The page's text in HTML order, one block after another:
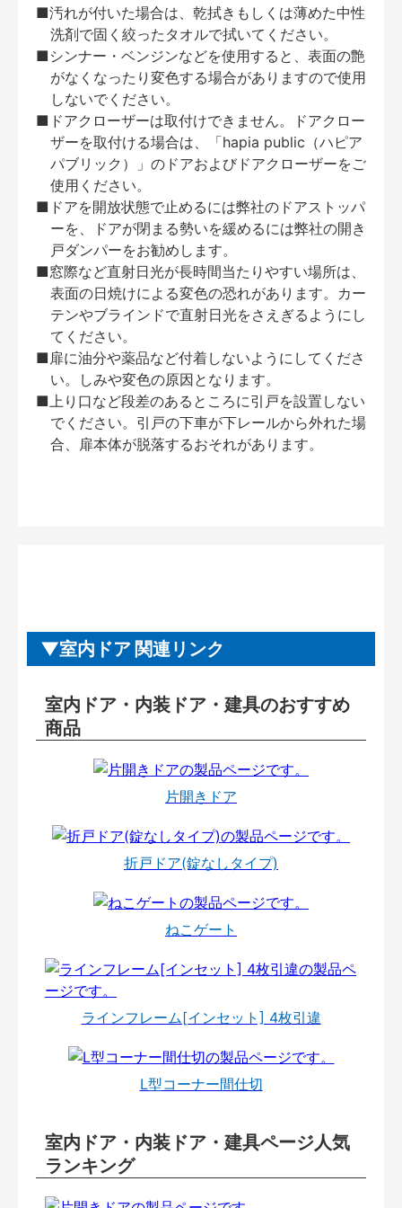
■汚れが付いた場合は、乾拭きもしくは薄めた中性
洗剤で固く絞ったタオルで拭いてください。
■シンナー・ベンジンなどを使用すると、表面の艶
がなくなったり変色する場合がありますので使用
しないでください。
■ドアクローザーは取付けできません。ドアクロー
ザーを取付ける場合は、「hapia public（ハピア
パブリック）」のドアおよびドアクローザーをご
使用ください。
■ドアを開放状態で止めるには弊社のドアストッパ
ーを、ドアが閉まる勢いを緩めるには弊社の開き
戸ダンパーをお勧めします。
■窓際など直射日光が長時間当たりやすい場所は、
表面の日焼けによる変色の恐れがあります。カー
テンやブラインドで直射日光をさえぎるようにし
てください。
■扉に油分や薬品など付着しないようにしてくださ
い。しみや変色の原因となります。
■上り口など段差のあるところに引戸を設置しない
でください。引戸の下車が下レールから外れた場
合、扉本体が脱落するおそれがあります。
室内ドア 関連リンク
室内ドア・内装ドア・建具のおすすめ
商品
片開きドア
折戸ドア(錠なしタイプ)
ねこゲート
ラインフレーム[インセット] 4枚引違
L型コーナー間仕切
室内ドア・内装ドア・建具ページ人気
ランキング